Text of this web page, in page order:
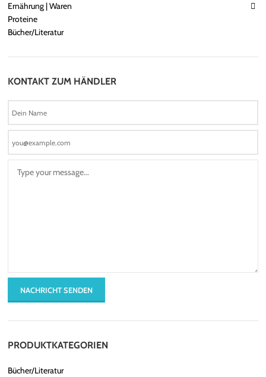
Ernährung | Waren
Proteine
Bücher/Literatur
KONTAKT ZUM HÄNDLER
PRODUKTKATEGORIEN
Bücher/Literatur